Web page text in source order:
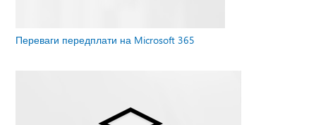
Переваги передплати на Microsoft 365